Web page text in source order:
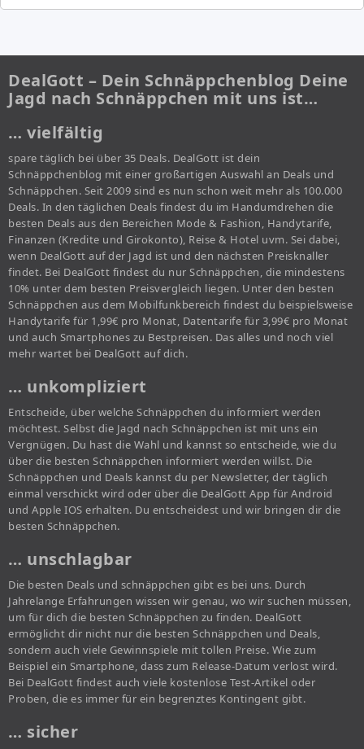
DealGott – Dein Schnäppchenblog Deine
Jagd nach Schnäppchen mit uns ist…
… vielfältig
spare täglich bei über 35 Deals. DealGott ist dein
Schnäppchenblog mit einer großartigen Auswahl an Deals und
Schnäppchen. Seit 2009 sind es nun schon weit mehr als 100.000
Deals. In den täglichen Deals findest du im Handumdrehen die
besten Deals aus den Bereichen Mode & Fashion, Handytarife,
Finanzen (Kredite und Girokonto), Reise & Hotel uvm. Sei dabei,
wenn DealGott auf der Jagd ist und den nächsten Preisknaller
findet. Bei DealGott findest du nur Schnäppchen, die mindestens
10% unter dem besten Preisvergleich liegen. Unter den besten
Schnäppchen aus dem Mobilfunkbereich findest du beispielsweise
Handytarife für 1,99€ pro Monat, Datentarife für 3,99€ pro Monat
und auch Smartphones zu Bestpreisen. Das alles und noch viel
mehr wartet bei DealGott auf dich.
… unkompliziert
Entscheide, über welche Schnäppchen du informiert werden
möchtest. Selbst die Jagd nach Schnäppchen ist mit uns ein
Vergnügen. Du hast die Wahl und kannst so entscheide, wie du
über die besten Schnäppchen informiert werden willst. Die
Schnäppchen und Deals kannst du per Newsletter, der täglich
einmal verschickt wird oder über die DealGott App für Android
und Apple IOS erhalten. Du entscheidest und wir bringen dir die
besten Schnäppchen.
… unschlagbar
Die besten Deals und schnäppchen gibt es bei uns. Durch
Jahrelange Erfahrungen wissen wir genau, wo wir suchen müssen,
um für dich die besten Schnäppchen zu finden. DealGott
ermöglicht dir nicht nur die besten Schnäppchen und Deals,
sondern auch viele Gewinnspiele mit tollen Preise. Wie zum
Beispiel ein Smartphone, dass zum Release-Datum verlost wird.
Bei DealGott findest auch viele kostenlose Test-Artikel oder
Proben, die es immer für ein begrenztes Kontingent gibt.
… sicher